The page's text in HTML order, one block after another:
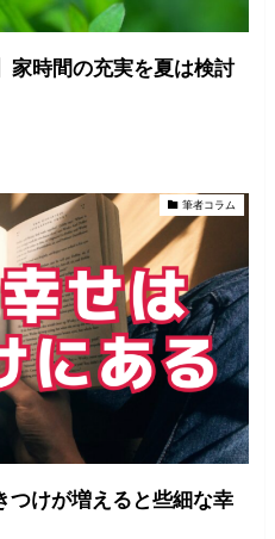
家時間の充実を夏は検討
筆者コラム
つけが増えると些細な幸